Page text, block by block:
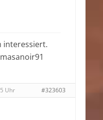
interessiert.
Uhr #323603